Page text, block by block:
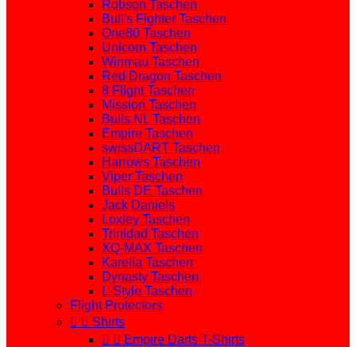
Robson Taschen
Bull's Fighter Taschen
One80 Taschen
Unicorn Taschen
Winmau Taschen
Red Dragon Taschen
8 Flight Taschen
Mission Taschen
Bulls NL Taschen
Empire Taschen
swissDART Taschen
Harrows Taschen
Viper Taschen
Bulls DE Taschen
Jack Daniels
Loxley Taschen
Trinidad Taschen
XQ-MAX Taschen
Karella Taschen
Dynasty Taschen
L-Style Taschen
Flight Protectors
  Shirts
  Empire Darts T-Shirts